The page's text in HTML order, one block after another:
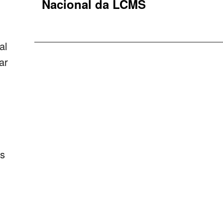
Nacional da LCMS